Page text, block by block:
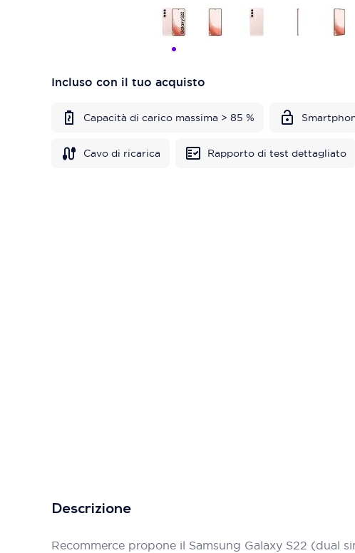
Incluso con il tuo acquisto
Capacità di carico massima > 85 %
Cavo di ricarica Rapporto di test dettagliato
Descrizione
Recommerce propone il Samsung Galaxy S22 (dual